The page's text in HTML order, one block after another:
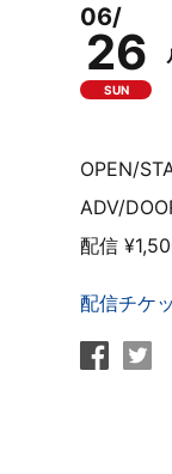
06/
26
SUN
OPEN/
ADV/
配信
配信チケ